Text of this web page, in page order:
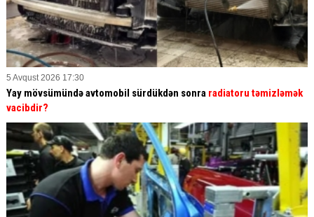
5 Avqust 2026 17:30
Yay mövsümündə avtomobil sürdükdən sonra radiatoru təmizləmək
vacibdir?